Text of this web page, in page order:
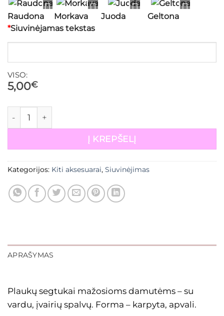
Raudona Morkava Juoda
Geltona
*Siuvinėjamas tekstas
VISO:
5,00€
produkto kiekis: Plaukų segtukai mergaitėms
Į KREPŠELĮ
Kategorijos: Kiti aksesuarai, Siuvinėjimas
APRAŠYMAS
Plaukų segtukai mažosioms damutėms – su
vardu, įvairių spalvų. Forma – karpyta, apvali.